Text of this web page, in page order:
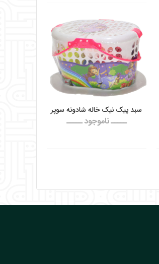
سبد پیک نیک خاله شادونه سوپر
ـــــ ناموجود ـــــ